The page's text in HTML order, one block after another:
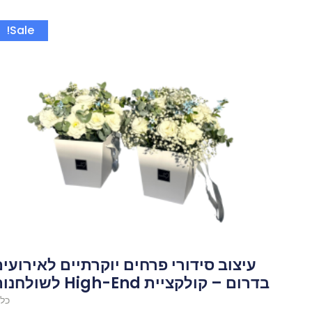
Sale!
עיצוב סידורי פרחים יוקרתיים
בדרום – קולקציית High-End לשולחנות
המחיר
המקורי